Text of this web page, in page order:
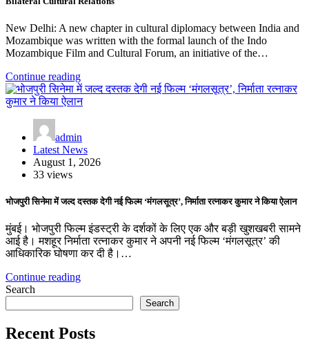
New Delhi: A new chapter in cultural diplomacy between India and
Mozambique was written with the formal launch of the Indo
Mozambique Film and Cultural Forum, an initiative of the…
Continue reading
admin
Latest News
August 1, 2026
33 views
भोजपुरी सिनेमा में जल्द दस्तक देगी नई फिल्म ‘मंगलसूत्र’, निर्माता रत्नाकर कुमार ने किया ऐलान
मुंबई। भोजपुरी फिल्म इंडस्ट्री के दर्शकों के लिए एक और बड़ी खुशखबरी सामने
आई है। मशहूर निर्माता रत्नाकर कुमार ने अपनी नई फिल्म ‘मंगलसूत्र’ की
आधिकारिक घोषणा कर दी है।…
Continue reading
Search
Search
Recent Posts